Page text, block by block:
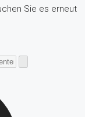
Sie es erneut